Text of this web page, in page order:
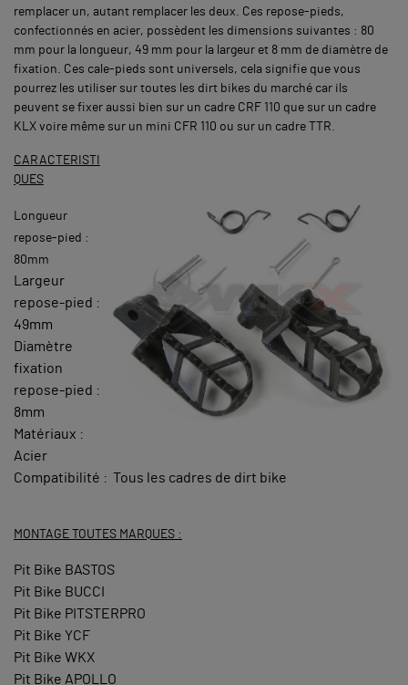
remplacer un, autant remplacer les deux. Ces repose-pieds,
confectionnés en acier, possèdent les dimensions suivantes : 80
mm pour la longueur, 49 mm pour la largeur et 8 mm de diamètre de
fixation. Ces cale-pieds sont universels, cela signifie que vous
pourrez les utiliser sur toutes les dirt bikes du marché car ils
peuvent se fixer aussi bien sur un cadre CRF 110 que sur un cadre
KLX voire même sur un mini CFR 110 ou sur un cadre TTR.
CARACTERISTI
QUES
Longueur
repose-pied :
80mm
Largeur
repose-pied :
49mm
Diamètre
fixation
repose-pied :
8mm
Matériaux :
Acier
Compatibilité : Tous les cadres de dirt bike
MONTAGE TOUTES MARQUES :
Pit Bike BASTOS
Pit Bike BUCCI
Pit Bike PITSTERPRO
Pit Bike YCF
Pit Bike WKX
Pit Bike APOLLO